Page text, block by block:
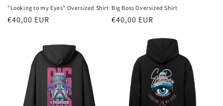
"Looking to my Eyes" Oversized Shirt
Normaler
€40,00 EUR
Big Boss Oversized Shirt
Normaler
€40,00 EUR